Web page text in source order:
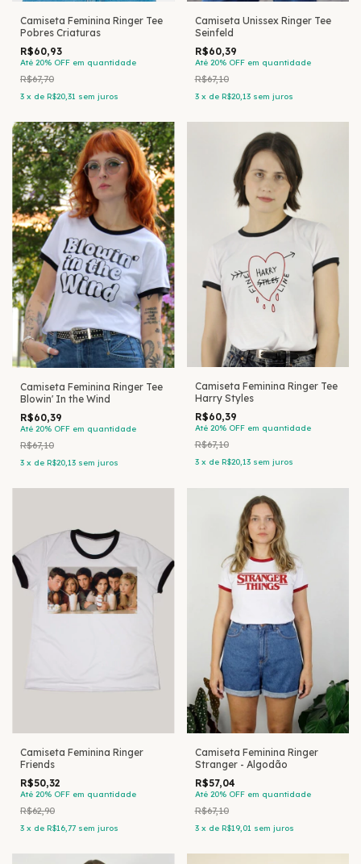
Camiseta Feminina Ringer Tee
Pobres Criaturas
R$60,93
Até 20% OFF em quantidade
R$67,70
3 x de R$20,31 sem juros
Camiseta Unissex Ringer Tee
Seinfeld
R$60,39
Até 20% OFF em quantidade
R$67,10
3 x de R$20,13 sem juros
Camiseta Feminina Ringer Tee
Blowin' In the Wind
R$60,39
Até 20% OFF em quantidade
R$67,10
3 x de R$20,13 sem juros
Camiseta Feminina Ringer Tee
Harry Styles
R$60,39
Até 20% OFF em quantidade
R$67,10
3 x de R$20,13 sem juros
Camiseta Feminina Ringer
Friends
R$50,32
Até 20% OFF em quantidade
R$62,90
3 x de R$16,77 sem juros
Camiseta Feminina Ringer
Stranger - Algodão
R$57,04
Até 20% OFF em quantidade
R$67,10
3 x de R$19,01 sem juros